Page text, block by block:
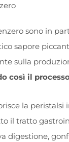
sono in
sapore
sulla
così il
la
il tratto
digestione,